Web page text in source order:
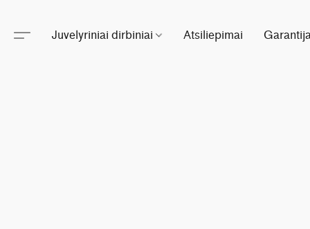
Juvelyriniai dirbiniai Atsiliepimai